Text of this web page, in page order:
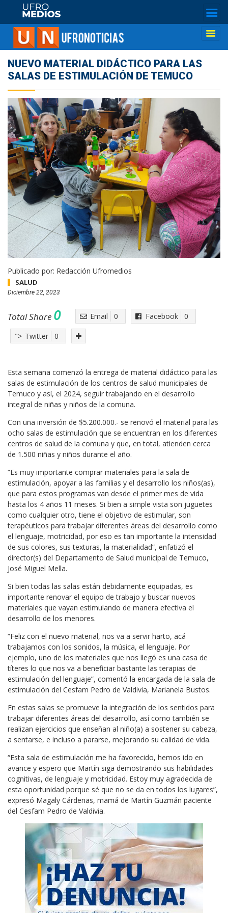
NUEVO MATERIAL DIDÁCTICO PARA LAS
SALAS DE ESTIMULACIÓN DE TEMUCO
Publicado por: Redacción Ufromedios
SALUD
Diciembre 22, 2023
Total Share 0 Email 0 Facebook 0
"> Twitter 0
Esta semana comenzó la entrega de material didáctico para las
salas de estimulación de los centros de salud municipales de
Temuco y así, el 2024, seguir trabajando en el desarrollo
integral de niñas y niños de la comuna.
Con una inversión de $5.200.000.- se renovó el material para las
ocho salas de estimulación que se encuentran en los diferentes
centros de salud de la comuna y que, en total, atienden cerca
de 1.500 niñas y niños durante el año.
“Es muy importante comprar materiales para la sala de
estimulación, apoyar a las familias y el desarrollo los niños(as),
que para estos programas van desde el primer mes de vida
hasta los 4 años 11 meses. Si bien a simple vista son juguetes
como cualquier otro, tiene el objetivo de estimular, son
terapéuticos para trabajar diferentes áreas del desarrollo como
el lenguaje, motricidad, por eso es tan importante la intensidad
de sus colores, sus texturas, la materialidad”, enfatizó el
director(s) del Departamento de Salud municipal de Temuco,
José Miguel Mella.
Si bien todas las salas están debidamente equipadas, es
importante renovar el equipo de trabajo y buscar nuevos
materiales que vayan estimulando de manera efectiva el
desarrollo de los menores.
“Feliz con el nuevo material, nos va a servir harto, acá
trabajamos con los sonidos, la música, el lenguaje. Por
ejemplo, uno de los materiales que nos llegó es una casa de
títeres lo que nos va a beneficiar bastante las terapias de
estimulación del lenguaje”, comentó la encargada de la sala de
estimulación del Cesfam Pedro de Valdivia, Marianela Bustos.
En estas salas se promueve la integración de los sentidos para
trabajar diferentes áreas del desarrollo, así como también se
realizan ejercicios que enseñan al niño(a) a sostener su cabeza,
a sentarse, e incluso a pararse, mejorando su calidad de vida.
“Esta sala de estimulación me ha favorecido, hemos ido en
avance y espero que Martín siga demostrando sus habilidades
cognitivas, de lenguaje y motricidad. Estoy muy agradecida de
esta oportunidad porque sé que no se da en todos los lugares”,
expresó Magaly Cárdenas, mamá de Martín Guzmán paciente
del Cesfam Pedro de Valdivia.